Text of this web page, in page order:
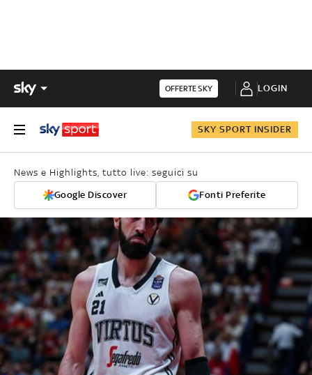
OFFERTE SKY LOGIN
SKY SPORT INSIDER
News e Highlights, tutto live: seguici su
Google Discover Fonti Preferite